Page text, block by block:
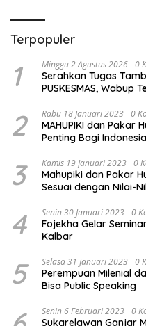
Terpopuler
1 Minggu 2 Agustus 2026 0
Serahkan Tugas Tambahan
PUSKESMAS, Wabup
2 Rabu 18 Januari 2023 0
MAHUPIKI dan Pakar
Penting Bagi Indonesia
3 Kamis 19 Januari 2023 0
Mahupiki dan Pakar
Sesuai dengan Nilai-
4 Senin 30 Januari 2023 0
Fojekha Gelar
Kalbar
5 Selasa 31 Januari 2023 0
Perempuan Milenial
Bisa Public Speaking
Senin 6 Februari 2023 0
Sukarelawan Ganjar